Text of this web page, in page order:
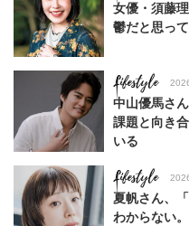
女優・須藤
鬱だと思っ
Lifestyle
中山優馬さ
課題と向き
いる
Lifestyle
夏帆さん、
わからない